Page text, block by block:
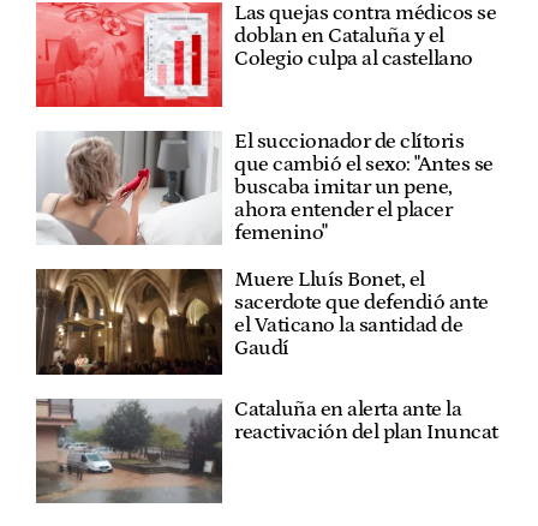
Las quejas contra médicos se
doblan en Cataluña y el
Colegio culpa al castellano
El succionador de clítoris
que cambió el sexo: "Antes se
buscaba imitar un pene,
ahora entender el placer
femenino"
Muere Lluís Bonet, el
sacerdote que defendió ante
el Vaticano la santidad de
Gaudí
Cataluña en alerta ante la
reactivación del plan Inuncat